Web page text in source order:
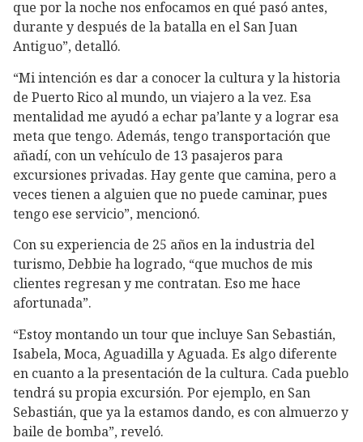
que por la noche nos enfocamos en qué pasó antes,
durante y después de la batalla en el San Juan
Antiguo”, detalló.
“Mi intención es dar a conocer la cultura y la historia
de Puerto Rico al mundo, un viajero a la vez. Esa
mentalidad me ayudó a echar pa’lante y a lograr esa
meta que tengo. Además, tengo transportación que
añadí, con un vehículo de 13 pasajeros para
excursiones privadas. Hay gente que camina, pero a
veces tienen a alguien que no puede caminar, pues
tengo ese servicio”, mencionó.
Con su experiencia de 25 años en la industria del
turismo, Debbie ha logrado, “que muchos de mis
clientes regresan y me contratan. Eso me hace
afortunada”.
“Estoy montando un tour que incluye San Sebastián,
Isabela, Moca, Aguadilla y Aguada. Es algo diferente
en cuanto a la presentación de la cultura. Cada pueblo
tendrá su propia excursión. Por ejemplo, en San
Sebastián, que ya la estamos dando, es con almuerzo y
baile de bomba”, reveló.